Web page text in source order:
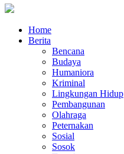
Home
Berita
Bencana
Budaya
Humaniora
Kriminal
Lingkungan Hidup
Pembangunan
Olahraga
Peternakan
Sosial
Sosok